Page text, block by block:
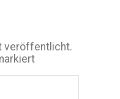
veröffentlicht.